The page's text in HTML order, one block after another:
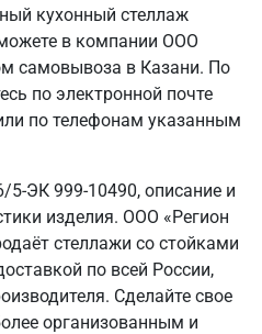
кухонный стеллаж
в компании ООО
самовывоза в Казани. По
по электронной почте
по телефонам указанным
ЭК 999-10490, описание и
изделия. ООО «Регион
стеллажи со стойками
по всей России,
Сделайте свое
организованным и